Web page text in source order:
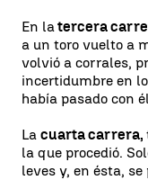
En latercera
a un toro vuelto a
volvió a corrales,
incertidumbre en
había pasado con
La cuarta carrera,
la que procedió.
leves y, en ésta,